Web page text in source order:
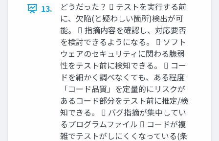
13.
どうだった？  テストを実行する前
に、欠陥(と疑わしい箇所)検出が可
能。  指摘内容を確認し、対応要否
を検討できるようになる。  ソフト
ウェアのセキュリティに関わる脆弱
性をテスト前に検知できる。  コー
ドを細かく調べなくても、ある程度
「コード品質」を定量的にリスクが
あるコード部分をテスト前に推定/検
知できる。  バグ指摘が集中してい
るプログラムファイル  コードが複
雑でテストがしにくくなっている(条